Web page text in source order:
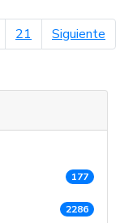
21 Siguiente
177
2286